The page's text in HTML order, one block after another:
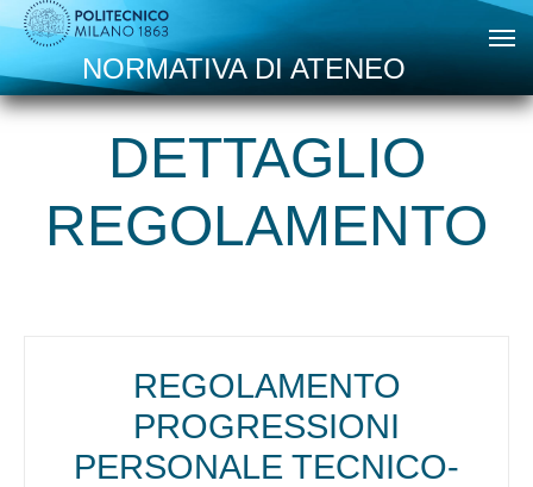
Skip to main content
NORMATIVA DI ATENEO
DETTAGLIO
REGOLAMENTO
REGOLAMENTO
PROGRESSIONI
PERSONALE TECNICO-